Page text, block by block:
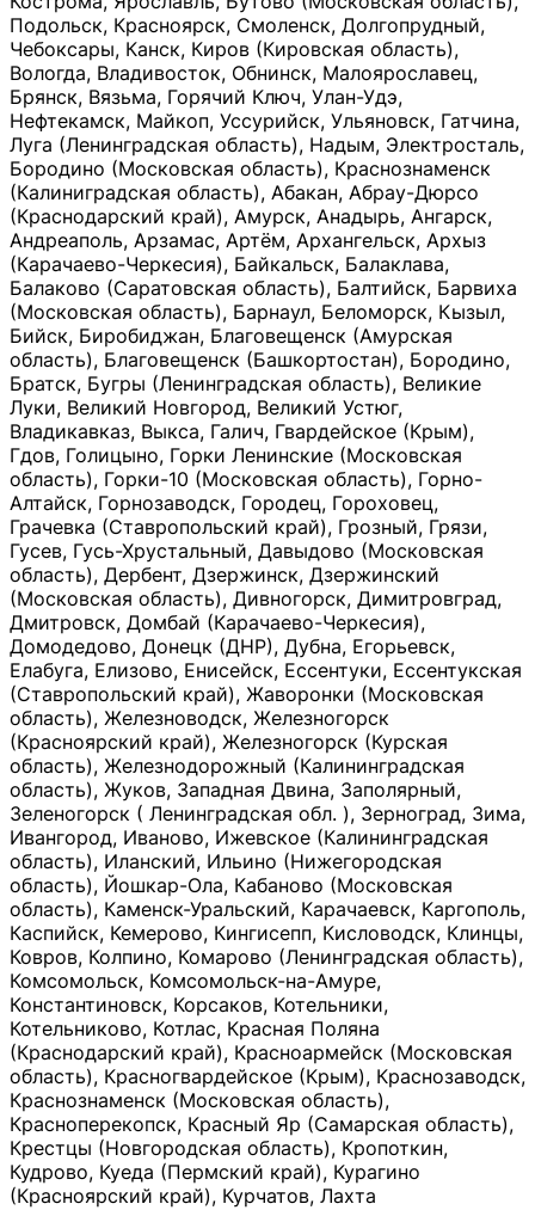
Подольск, Красноярск, Смоленск, Долгопрудный,
Чебоксары, Канск, Киров (Кировская область),
Вологда, Владивосток, Обнинск, Малоярославец,
Брянск, Вязьма, Горячий Ключ, Улан-Удэ,
Нефтекамск, Майкоп, Уссурийск, Ульяновск, Гатчина,
Луга (Ленинградская область), Надым, Электросталь,
Бородино (Московская область), Краснознаменск
(Калиниградская область), Абакан, Абрау-Дюрсо
(Краснодарский край), Амурск, Анадырь, Ангарск,
Андреаполь, Арзамас, Артём, Архангельск, Архыз
(Карачаево-Черкесия), Байкальск, Балаклава,
Балаково (Саратовская область), Балтийск, Барвиха
(Московская область), Барнаул, Беломорск, Кызыл,
Бийск, Биробиджан, Благовещенск (Амурская
область), Благовещенск (Башкортостан), Бородино,
Братск, Бугры (Ленинградская область), Великие
Луки, Великий Новгород, Великий Устюг,
Владикавказ, Выкса, Галич, Гвардейское (Крым),
Гдов, Голицыно, Горки Ленинские (Московская
область), Горки-10 (Московская область), Горно-
Алтайск, Горнозаводск, Городец, Гороховец,
Грачевка (Ставропольский край), Грозный, Грязи,
Гусев, Гусь-Хрустальный, Давыдово (Московская
область), Дербент, Дзержинск, Дзержинский
(Московская область), Дивногорск, Димитровград,
Дмитровск, Домбай (Карачаево-Черкесия),
Домодедово, Донецк (ДНР), Дубна, Егорьевск,
Елабуга, Елизово, Енисейск, Ессентуки, Ессентукская
(Ставропольский край), Жаворонки (Московская
область), Железноводск, Железногорск
(Красноярский край), Железногорск (Курская
область), Железнодорожный (Калининградская
область), Жуков, Западная Двина, Заполярный,
Зеленогорск ( Ленинградская обл. ), Зерноград, Зима,
Ивангород, Иваново, Ижевское (Калининградская
область), Иланский, Ильино (Нижегородская
область), Йошкар-Ола, Кабаново (Московская
область), Каменск-Уральский, Карачаевск, Каргополь,
Каспийск, Кемерово, Кингисепп, Кисловодск, Клинцы,
Ковров, Колпино, Комарово (Ленинградская область),
Комсомольск, Комсомольск-на-Амуре,
Константиновск, Корсаков, Котельники,
Котельниково, Котлас, Красная Поляна
(Краснодарский край), Красноармейск (Московская
область), Красногвардейское (Крым), Краснозаводск,
Краснознаменск (Московская область),
Красноперекопск, Красный Яр (Самарская область),
Крестцы (Новгородская область), Кропоткин,
Кудрово, Куеда (Пермский край), Курагино
(Красноярский край), Курчатов, Лахта